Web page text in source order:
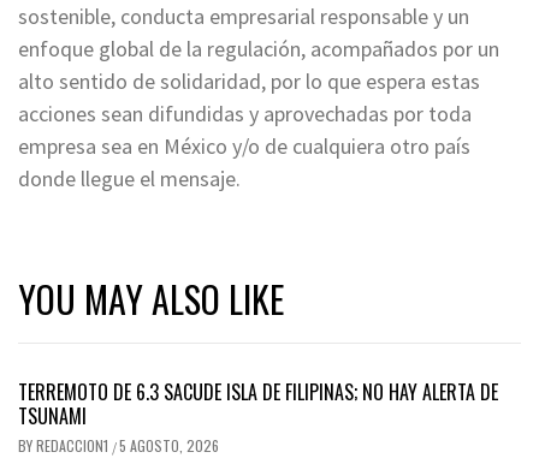
sostenible, conducta empresarial responsable y un
enfoque global de la regulación, acompañados por un
alto sentido de solidaridad, por lo que espera estas
acciones sean difundidas y aprovechadas por toda
empresa sea en México y/o de cualquiera otro país
donde llegue el mensaje.
YOU MAY ALSO LIKE
TERREMOTO DE 6.3 SACUDE ISLA DE FILIPINAS; NO HAY ALERTA DE
TSUNAMI
BYREDACCION1 /5 AGOSTO, 2026